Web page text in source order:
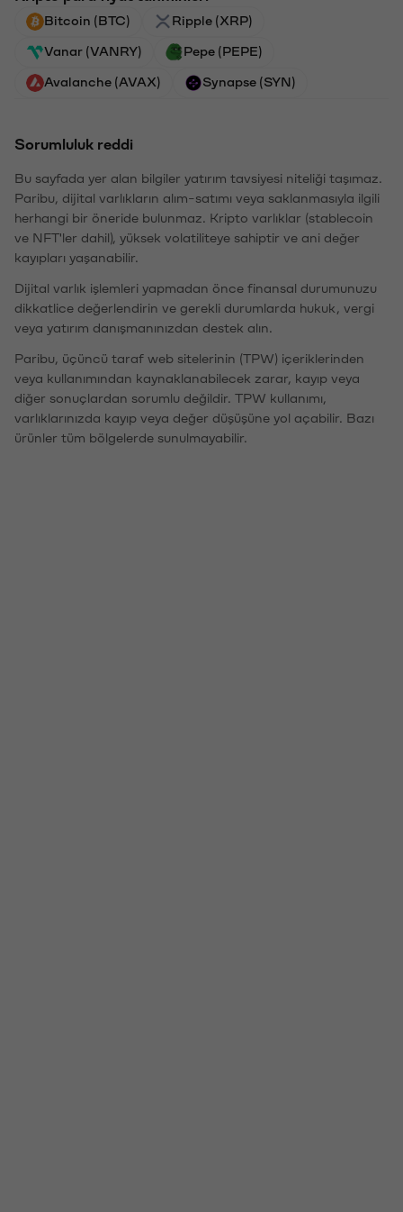
Bitcoin (BTC) Ripple (XRP)
Vanar (VANRY) Pepe (PEPE)
Avalanche (AVAX) Synapse (SYN)
Sorumluluk reddi
Bu sayfada yer alan bilgiler yatırım tavsiyesi niteliği taşımaz.
Paribu, dijital varlıkların alım-satımı veya saklanmasıyla ilgili
herhangi bir öneride bulunmaz. Kripto varlıklar (stablecoin
ve NFT'ler dahil), yüksek volatiliteye sahiptir ve ani değer
kayıpları yaşanabilir.
Dijital varlık işlemleri yapmadan önce finansal durumunuzu
dikkatlice değerlendirin ve gerekli durumlarda hukuk, vergi
veya yatırım danışmanınızdan destek alın.
Paribu, üçüncü taraf web sitelerinin (TPW) içeriklerinden
veya kullanımından kaynaklanabilecek zarar, kayıp veya
diğer sonuçlardan sorumlu değildir. TPW kullanımı,
varlıklarınızda kayıp veya değer düşüşüne yol açabilir. Bazı
ürünler tüm bölgelerde sunulmayabilir.